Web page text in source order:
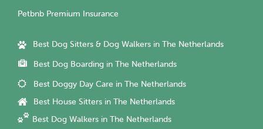
Petbnb Premium Insurance
Best Dog Sitters & Dog Walkers in The Netherlands
Best Dog Boarding in The Netherlands
Best Doggy Day Care in The Netherlands
Best House Sitters in The Netherlands
Best Dog Walkers in The Netherlands